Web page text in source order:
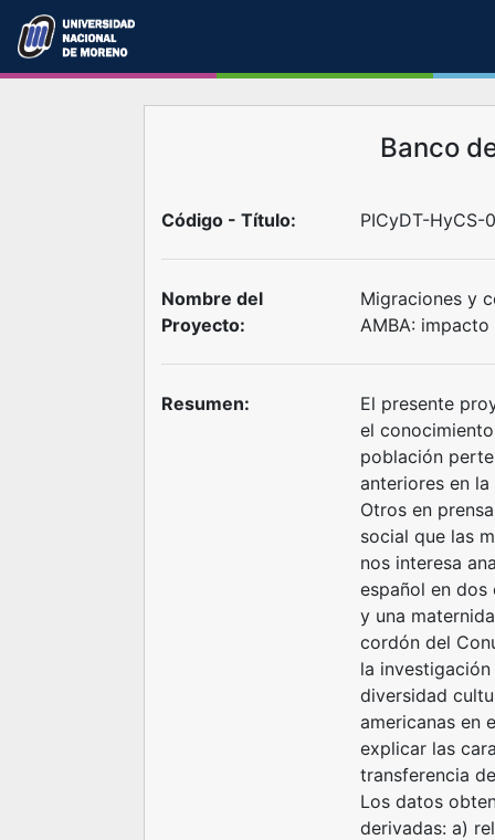
Banco
Código - Título: PICyDT-HyCS-
Nombre del
Proyecto:
Migraciones y
AMBA:
Resumen:
El presente
el
población
anteriores en la
Otros en
social que las
nos interesa
español en dos
y una
cordón del
la
diversidad
americanas en
explicar las
transferencia
Los datos
derivadas: a)